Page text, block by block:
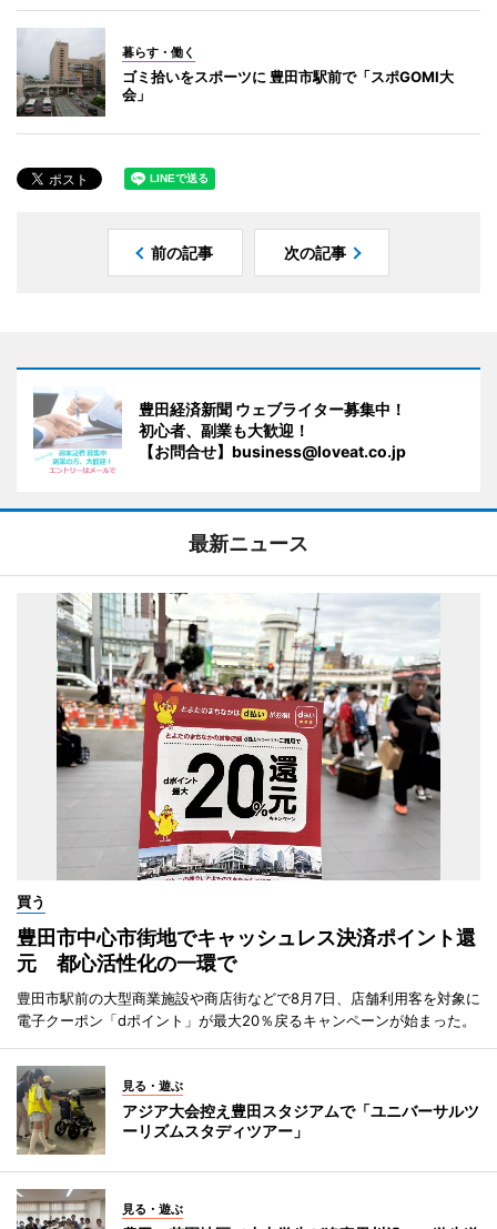
暮らす・働く
ゴミ拾いをスポーツに 豊田市駅前で「スポGOMI大
会」
前の記事 次の記事
豊田経済新聞 ウェブライター募集中！
初心者、副業も大歓迎！
【お問合せ】business@loveat.co.jp
最新ニュース
買う
豊田市中心市街地でキャッシュレス決済ポイント還
元 都心活性化の一環で
豊田市駅前の大型商業施設や商店街などで8月7日、店舗利用客を対象に
電子クーポン「dポイント」が最大20％戻るキャンペーンが始まった。
見る・遊ぶ
アジア大会控え豊田スタジアムで「ユニバーサルツ
ーリズムスタディツアー」
見る・遊ぶ